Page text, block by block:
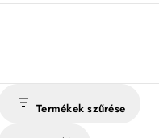
Termékek szűrése